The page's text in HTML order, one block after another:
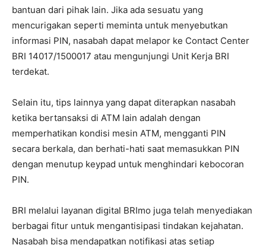
bantuan dari pihak lain. Jika ada sesuatu yang
mencurigakan seperti meminta untuk menyebutkan
informasi PIN, nasabah dapat melapor ke Contact Center
BRI 14017/1500017 atau mengunjungi Unit Kerja BRI
terdekat.
Selain itu, tips lainnya yang dapat diterapkan nasabah
ketika bertansaksi di ATM lain adalah dengan
memperhatikan kondisi mesin ATM, mengganti PIN
secara berkala, dan berhati-hati saat memasukkan PIN
dengan menutup keypad untuk menghindari kebocoran
PIN.
BRI melalui layanan digital BRImo juga telah menyediakan
berbagai fitur untuk mengantisipasi tindakan kejahatan.
Nasabah bisa mendapatkan notifikasi atas setiap